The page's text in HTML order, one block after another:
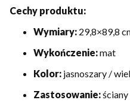
Cechy produktu:
Wymiary: 29,8×89,8
Wykończenie:mat
Kolor: jasnoszary /
Zastosowanie: